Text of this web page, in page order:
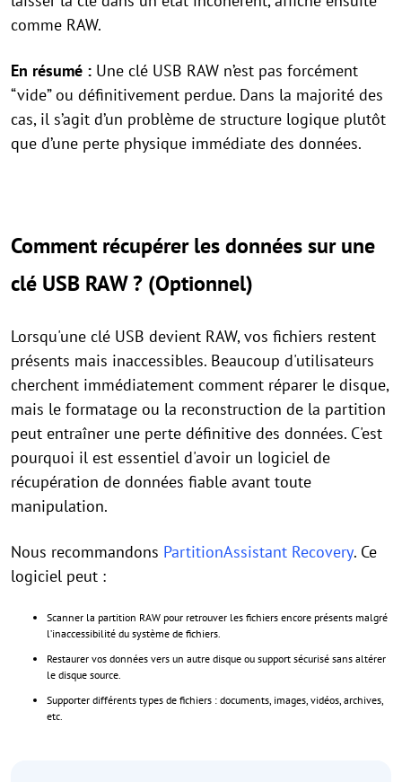
comme RAW.
En résumé : Une clé USB RAW n’est pas forcément
“vide” ou définitivement perdue. Dans la majorité des
cas, il s’agit d’un problème de structure logique plutôt
que d’une perte physique immédiate des données.
Comment récupérer les données sur une
clé USB RAW ? (Optionnel)
Lorsqu'une clé USB devient RAW, vos fichiers restent
présents mais inaccessibles. Beaucoup d'utilisateurs
cherchent immédiatement comment réparer le disque,
mais le formatage ou la reconstruction de la partition
peut entraîner une perte définitive des données. C'est
pourquoi il est essentiel d'avoir un logiciel de
récupération de données fiable avant toute
manipulation.
Nous recommandons PartitionAssistant Recovery. Ce
logiciel peut :
Scanner la partition RAW pour retrouver les fichiers encore présents malgré
l’inaccessibilité du système de fichiers.
Restaurer vos données vers un autre disque ou support sécurisé sans altérer
le disque source.
Supporter différents types de fichiers : documents, images, vidéos, archives,
etc.